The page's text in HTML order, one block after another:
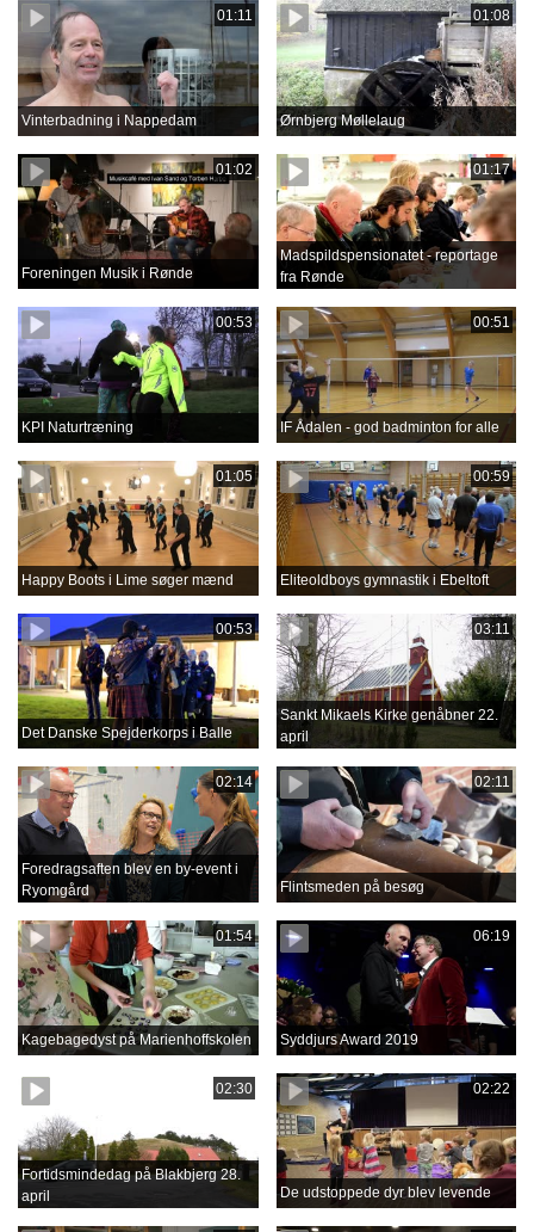
01:11
Vinterbadning i Nappedam
01:08
Ørnbjerg Møllelaug
01:02
Foreningen Musik i Rønde
01:17
Madspildspensionatet - reportage
fra Rønde
00:53
KPI Naturtræning
00:51
IF Ådalen - god badminton for alle
01:05
Happy Boots i Lime søger mænd
00:59
Eliteoldboys gymnastik i Ebeltoft
00:53
Det Danske Spejderkorps i Balle
03:11
Sankt Mikaels Kirke genåbner 22.
april
02:14
Foredragsaften blev en by-event i
Ryomgård
02:11
Flintsmeden på besøg
01:54
Kagebagedyst på Marienhoffskolen
06:19
Syddjurs Award 2019
02:30
Fortidsmindedag på Blakbjerg 28.
april
02:22
De udstoppede dyr blev levende